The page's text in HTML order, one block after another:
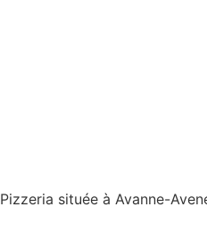
Pizzeria située à Avanne-